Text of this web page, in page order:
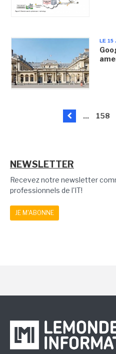
LE 15
... 158
NEWSLETTER
Recevez notre newsletter
professionnels de l'IT!
JE M'ABONNE